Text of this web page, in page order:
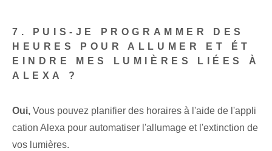
7. PUIS-JE PROGRAMMER DES
HEURES POUR ALLUMER ET ÉT
EINDRE MES LUMIÈRES LIÉES À
ALEXA ?
Oui, Vous pouvez planifier des horaires à l'aide de l'appli
cation Alexa pour automatiser l'allumage et l'extinction de
vos lumières.